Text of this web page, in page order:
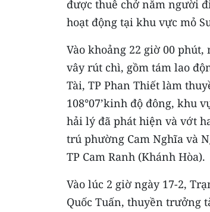
được thuê chở năm người
hoạt động tại khu vực mỏ
Vào khoảng 22 giờ 00 phút,
vây rút chì, gồm tám lao
Tài, TP Phan Thiết làm
108°07’kinh độ đông, khu
hải lý đã phát hiện và vớt
trú phường Cam Nghĩa và
TP Cam Ranh (Khánh Hòa).
Vào lúc 2 giờ ngày 17-2,
Quốc Tuấn, thuyền trưởng